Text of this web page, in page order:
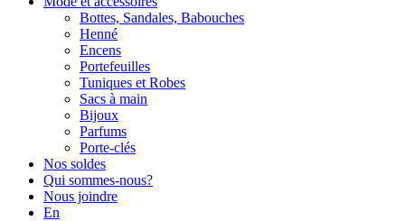
Bottes, Sandales, Babouches
Henné
Encens
Portefeuilles
Tuniques et Robes
Sacs à main
Bijoux
Parfums
Porte-clés
Nos soldes
Qui sommes-nous?
Nous joindre
En